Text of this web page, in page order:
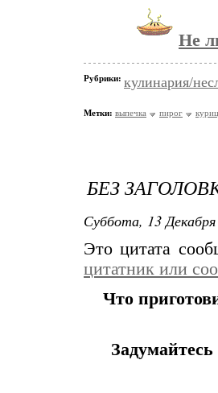
Не
Рубрики: кулинария/
Метки: выпечка пирог
БЕЗ
Суббота, 13
Это цитата
цитатник или
Что